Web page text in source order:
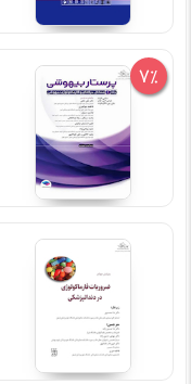
7%